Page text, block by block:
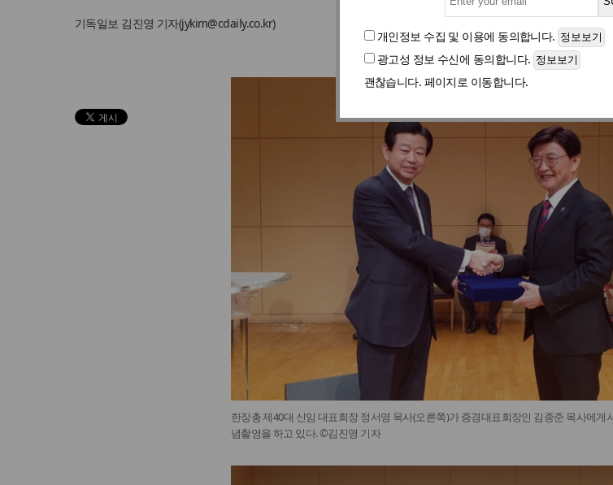
개인정보 수집 및 이용에 동의합니다.
광고성 정보 수신에 동의합니다.
괜찮습니다. 페이지로 이동합니다.
기독일보 김진영 기자(jykim@cdaily.co.kr)
한장총 제40대 신임 대표회장 정서영 목사(오른쪽)가 증경대표회장인 김종준 목사에게
념촬영을 하고 있다. ©김진영 기자